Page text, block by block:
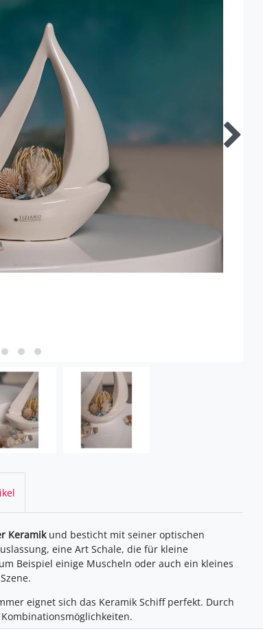
Keramikund besticht mit seiner optischen
eine Art Schale, die für kleine
Beispiel einige Muscheln oder auch ein kleines
eignet sich das Keramik Schiff perfekt. Durch